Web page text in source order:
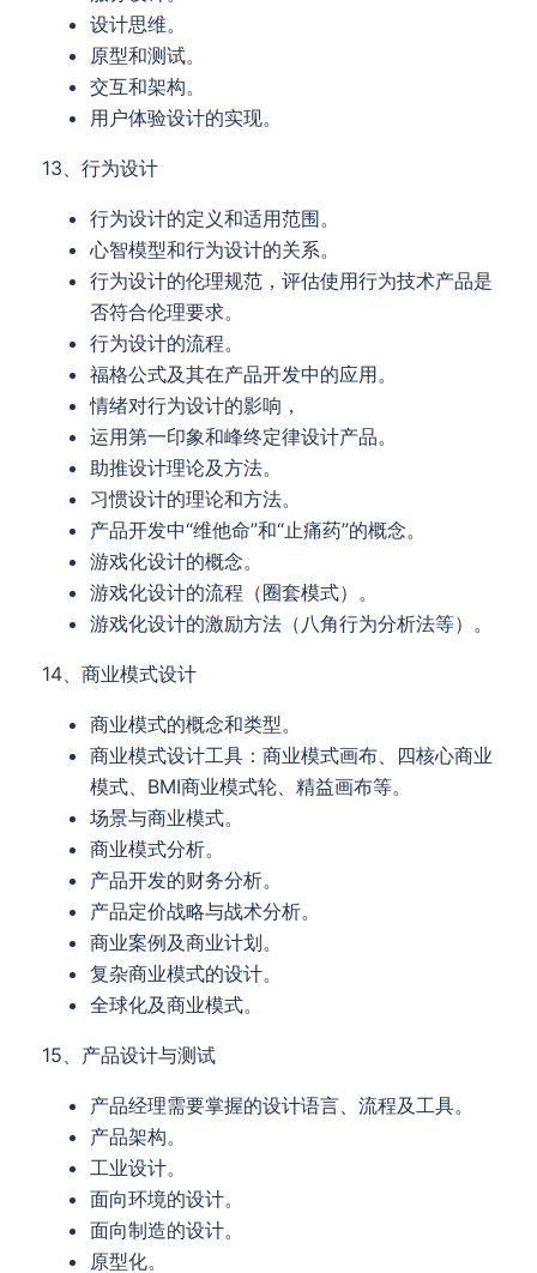
设计思维。
原型和测试。
交互和架构。
用户体验设计的实现。
13、行为设计
行为设计的定义和适用范围。
心智模型和行为设计的关系。
行为设计的伦理规范，评估使用行为技术产品是
否符合伦理要求。
行为设计的流程。
福格公式及其在产品开发中的应用。
情绪对行为设计的影响，
运用第一印象和峰终定律设计产品。
助推设计理论及方法。
习惯设计的理论和方法。
产品开发中“维他命”和“止痛药”的概念。
游戏化设计的概念。
游戏化设计的流程（圈套模式）。
游戏化设计的激励方法（八角行为分析法等）。
14、商业模式设计
商业模式的概念和类型。
商业模式设计工具：商业模式画布、四核心商业
模式、BMI商业模式轮、精益画布等。
场景与商业模式。
商业模式分析。
产品开发的财务分析。
产品定价战略与战术分析。
商业案例及商业计划。
复杂商业模式的设计。
全球化及商业模式。
15、产品设计与测试
产品经理需要掌握的设计语言、流程及工具。
产品架构。
工业设计。
面向环境的设计。
面向制造的设计。
原型化。